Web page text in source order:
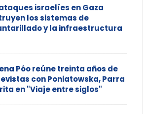
israelíes en Gaza
los sistemas de
y la infraestructura
Póo reúne treinta años de
con Poniatowska, Parra
en "Viaje entre siglos"